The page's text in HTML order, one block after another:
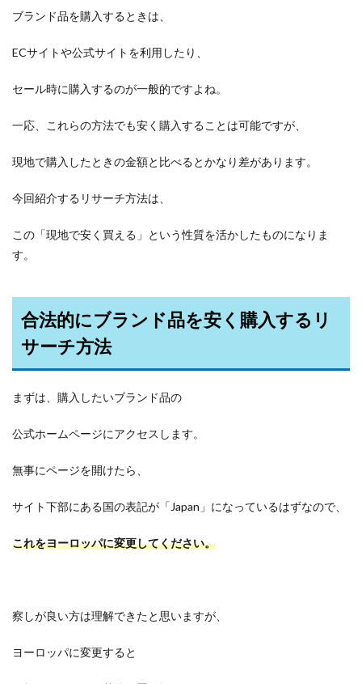
ブランド品を購入するときは、
ECサイトや公式サイトを利用したり、
セール時に購入するのが一般的ですよね。
一応、これらの方法でも安く購入することは可能ですが、
現地で購入したときの金額と比べるとかなり差があります。
今回紹介するリサーチ方法は、
この「現地で安く買える」という性質を活かしたものになりま
す。
合法的にブランド品を安く購入するリ
サーチ方法
まずは、購入したいブランド品の
公式ホームページにアクセスします。
無事にページを開けたら、
サイト下部にある国の表記が「Japan」になっているはずなので、
これをヨーロッパに変更してください。
察しが良い方は理解できたと思いますが、
ヨーロッパに変更すると